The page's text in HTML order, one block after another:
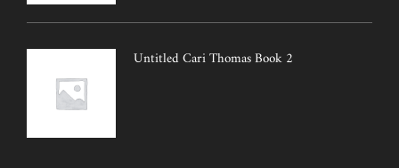
Untitled Cari Thomas Book 2